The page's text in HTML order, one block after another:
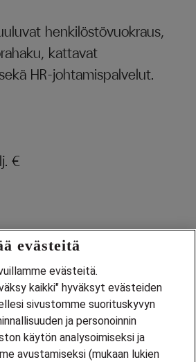
henkilöstövuokraus,
kattavat
HR-johtamispalvelut.
€
evästeitä
evästeitä.
kaikki" hyväksyt evästeiden
sivustomme suorituskyvyn
ja personoinnin
käytön analysoimiseksi ja
avustamiseksi (mukaan lukien